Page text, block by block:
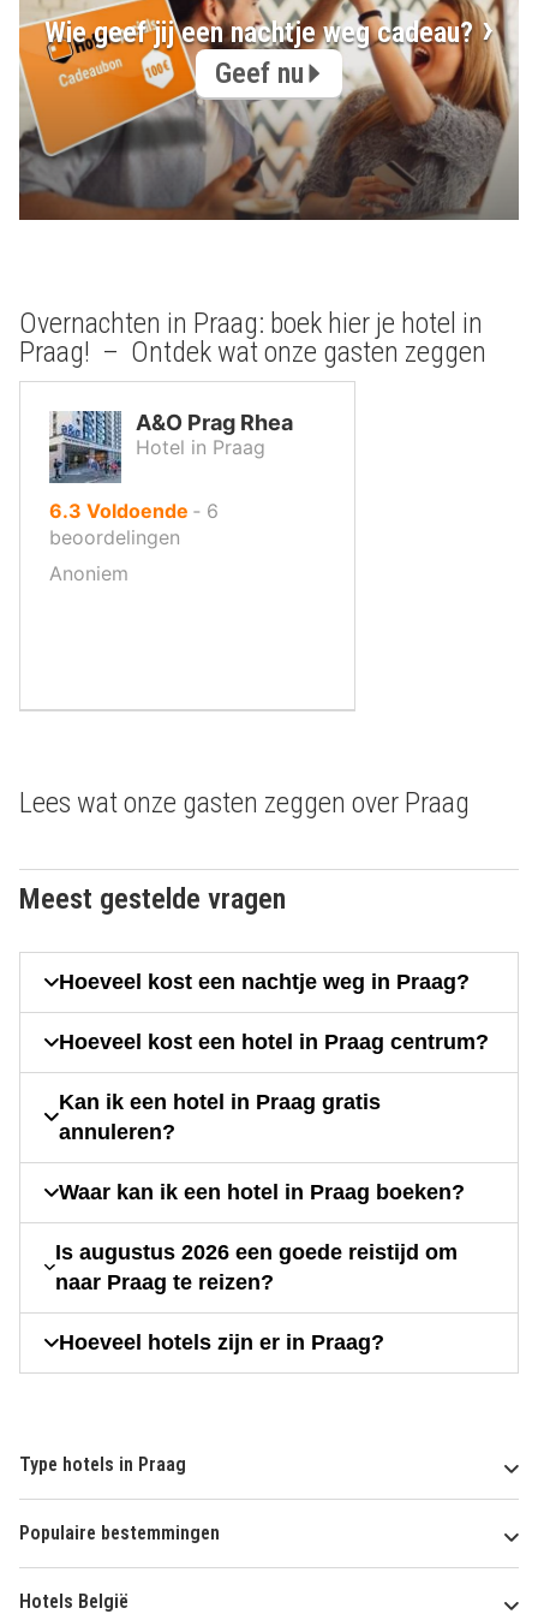
Wie geef jij een nachtje weg cadeau?
Geef nu
Overnachten in Praag: boek hier je hotel in
Praag! – Ontdek wat onze gasten zeggen
A&O Prag Rhea
Hotel in Praag
6.3 uit
10
Voldoende ‐ 6
beoordelingen
Anoniem
Lees wat onze gasten zeggen over Praag
Meest gestelde vragen
Hoeveel kost een nachtje weg in Praag?
Hoeveel kost een hotel in Praag centrum?
Kan ik een hotel in Praag gratis
annuleren?
Waar kan ik een hotel in Praag boeken?
Is augustus 2026 een goede reistijd om
naar Praag te reizen?
Hoeveel hotels zijn er in Praag?
Type hotels in Praag
Populaire bestemmingen
Hotels België